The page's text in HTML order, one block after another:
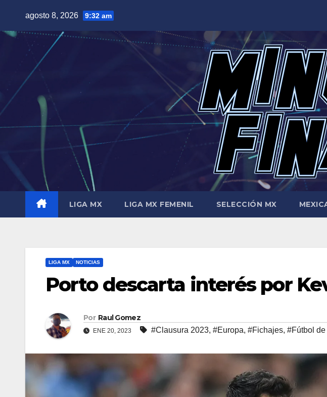
contenido
agosto 8, 2026 9:32 am
LIGA MX LIGA MX FEMENIL SELECCIÓN MX
LIGA MX NOTICIAS
Porto descarta interés por
Por Raul Gomez
ENE 20, 2023 #Clausura 2023, #Europa, #Fichajes, #Fútbol de